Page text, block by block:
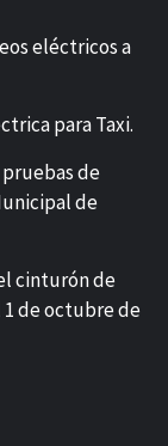
eléctricos a
para Taxi.
de
de
cinturón de
de octubre de